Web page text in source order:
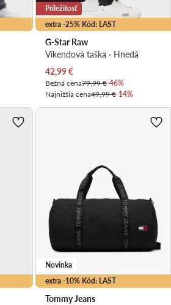
extra -25% Kód: LAST
Príležitosť
G-Star Raw
Víkendová taška · Hnedá
Aktuálna cena
42,99€
Bežná cena79,99 €-46%
Najnižšia cena49,99 €-14%
extra -10% Kód: LAST
Novinka
Tommy Jeans